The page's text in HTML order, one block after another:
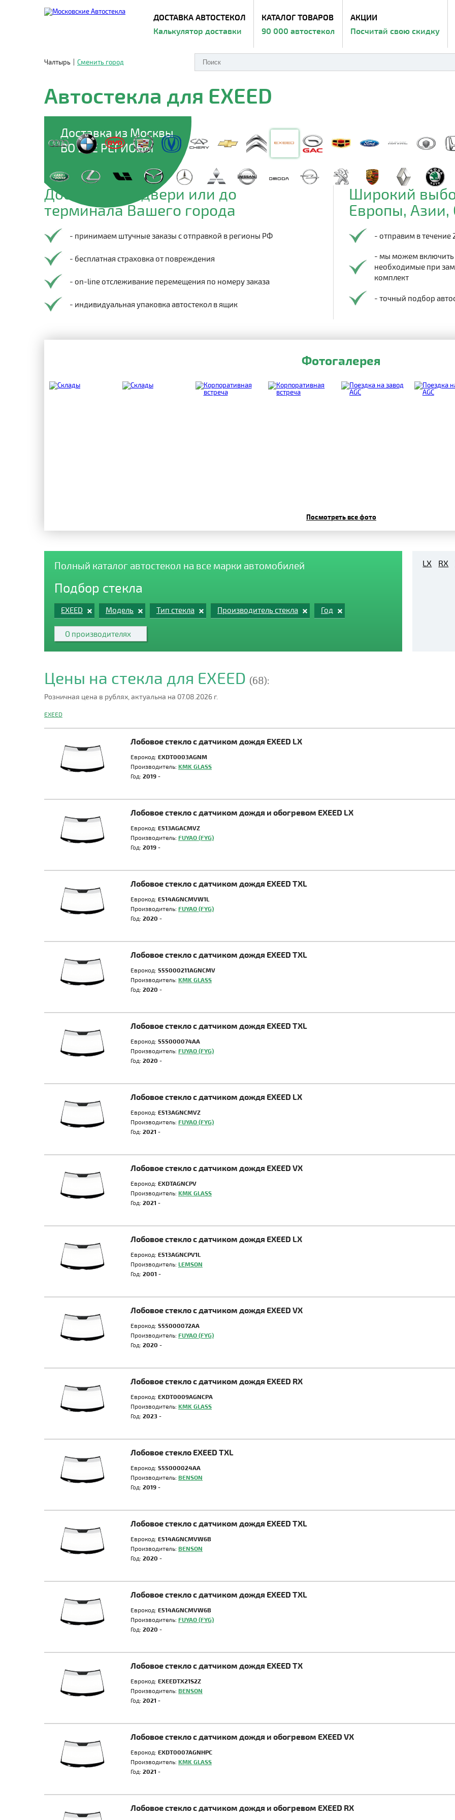
ДОСТАВКА АВТОСТЕКОЛ
Калькулятор доставки
КАТАЛОГ ТОВАРОВ
90 000 автостекол
АКЦИИ
Посчитай свою скидку
Чалтырь Сменить город
Автостекла для EXEED
Доставка из Москвы
ВО ВСЕ РЕГИОНЫ
Доставим до двери или до
терминала Вашего города
- принимаем штучные заказы с отправкой в регионы РФ
- бесплатная страховка от повреждения
- on-line отслеживание перемещения по номеру заказа
- индивидуальная упаковка автостекол в ящик
Широкий
Европы,
- отправим в течение
- мы можем включить
необходимые при
комплект
- точный подбор
Фотогалерея
Посмотреть все фото
Полный каталог автостекол на все марки автомобилей
Подбор стекла
EXEED Модель Тип стекла Производитель стекла Год
О производителях
LX RX
Цены на стекла для EXEED (68):
Розничная цена в рублях, актуальна на 07.08.2026 г.
EXEED
Лобовое стекло с датчиком дождя EXEED LX
Еврокод: EXDT0003AGNM
Производитель: KMK GLASS
Год: 2019 -
Лобовое стекло с датчиком дождя и обогревом EXEED LX
Еврокод: E513AGACMVZ
Производитель: FUYAO (FYG)
Год: 2019 -
Лобовое стекло с датчиком дождя EXEED TXL
Еврокод: E514AGNCMVW1L
Производитель: FUYAO (FYG)
Год: 2020 -
Лобовое стекло с датчиком дождя EXEED TXL
Еврокод: 555000211AGNCMV
Производитель: KMK GLASS
Год: 2020 -
Лобовое стекло с датчиком дождя EXEED TXL
Еврокод: 555000074AA
Производитель: FUYAO (FYG)
Год: 2020 -
Лобовое стекло с датчиком дождя EXEED LX
Еврокод: E513AGNCMVZ
Производитель: FUYAO (FYG)
Год: 2021 -
Лобовое стекло с датчиком дождя EXEED VX
Еврокод: EXDTAGNCPV
Производитель: KMK GLASS
Год: 2021 -
Лобовое стекло с датчиком дождя EXEED LX
Еврокод: E513AGNCPV1L
Производитель: LEMSON
Год: 2001 -
Лобовое стекло с датчиком дождя EXEED VX
Еврокод: 555000072AA
Производитель: FUYAO (FYG)
Год: 2020 -
Лобовое стекло с датчиком дождя EXEED RX
Еврокод: EXDT0009AGNCPA
Производитель: KMK GLASS
Год: 2023 -
Лобовое стекло EXEED TXL
Еврокод: 555000024AA
Производитель: BENSON
Год: 2019 -
Лобовое стекло с датчиком дождя EXEED TXL
Еврокод: E514AGNCMVW6B
Производитель: BENSON
Год: 2020 -
Лобовое стекло с датчиком дождя EXEED TXL
Еврокод: E514AGNCMVW6B
Производитель: FUYAO (FYG)
Год: 2020 -
Лобовое стекло с датчиком дождя EXEED TX
Еврокод: EXEEDTX21S2Z
Производитель: BENSON
Год: 2021 -
Лобовое стекло с датчиком дождя и обогревом EXEED VX
Еврокод: EXDT0007AGNHPC
Производитель: KMK GLASS
Год: 2021 -
Лобовое стекло с датчиком дождя и обогревом EXEED RX